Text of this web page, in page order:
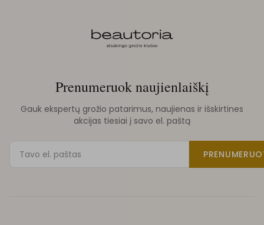
Prenumeruok naujienlaiškį
Gauk ekspertų grožio patarimus, naujienas ir išskirtines
akcijas tiesiai į savo el. paštą